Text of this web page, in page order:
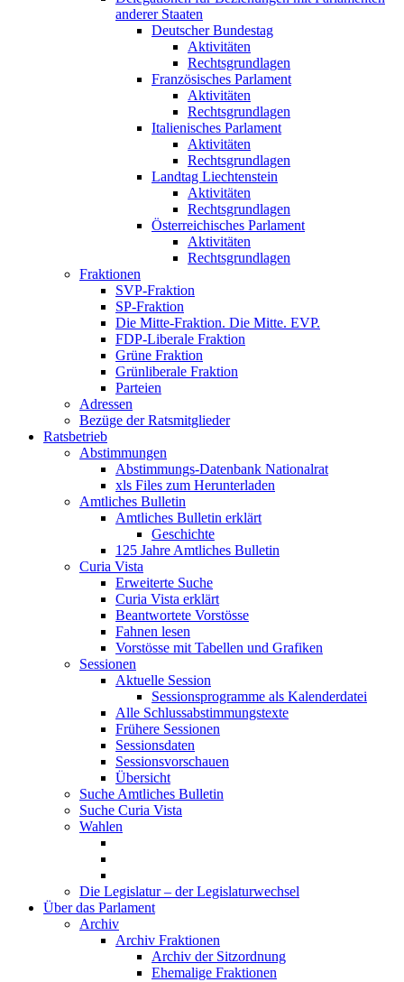
anderer Staaten
Deutscher Bundestag
Aktivitäten
Rechtsgrundlagen
Französisches Parlament
Aktivitäten
Rechtsgrundlagen
Italienisches Parlament
Aktivitäten
Rechtsgrundlagen
Landtag Liechtenstein
Aktivitäten
Rechtsgrundlagen
Österreichisches Parlament
Aktivitäten
Rechtsgrundlagen
Fraktionen
SVP-Fraktion
SP-Fraktion
Die Mitte-Fraktion. Die Mitte. EVP.
FDP-Liberale Fraktion
Grüne Fraktion
Grünliberale Fraktion
Parteien
Adressen
Bezüge der Ratsmitglieder
Ratsbetrieb
Abstimmungen
Abstimmungs-Datenbank Nationalrat
xls Files zum Herunterladen
Amtliches Bulletin
Amtliches Bulletin erklärt
Geschichte
125 Jahre Amtliches Bulletin
Curia Vista
Erweiterte Suche
Curia Vista erklärt
Beantwortete Vorstösse
Fahnen lesen
Vorstösse mit Tabellen und Grafiken
Sessionen
Aktuelle Session
Sessionsprogramme als Kalenderdatei
Alle Schlussabstimmungstexte
Frühere Sessionen
Sessionsdaten
Sessionsvorschauen
Übersicht
Suche Amtliches Bulletin
Suche Curia Vista
Wahlen
Die Legislatur – der Legislaturwechsel
Über das Parlament
Archiv
Archiv Fraktionen
Archiv der Sitzordnung
Ehemalige Fraktionen